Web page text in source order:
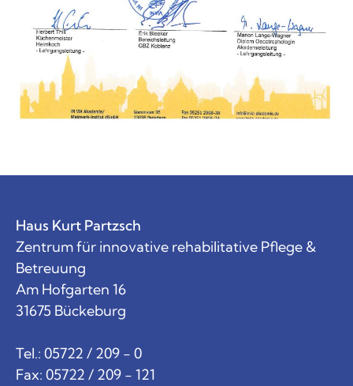
Haus Kurt Partzsch
Zentrum für innovative rehabilitative Pflege &
Betreuung
Am Hofgarten 16
31675 Bückeburg
Tel.: 05722 / 209 - 0
Fax: 05722 / 209 - 121